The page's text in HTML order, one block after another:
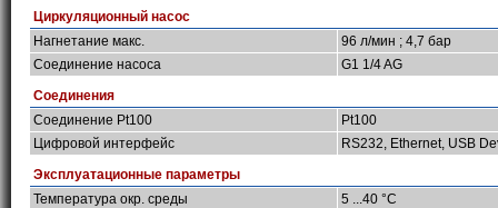
Циркуляционный насос
Нагнетание макс.
96 л/мин ; 4,7 бар
Соединение насоса
G1 1/4 AG
Соединения
Соединение Pt100
Pt100
Цифровой интерфейс
RS232, Ethernet, USB
Эксплуатационные параметры
Температура окр. среды
5 ...40 °C